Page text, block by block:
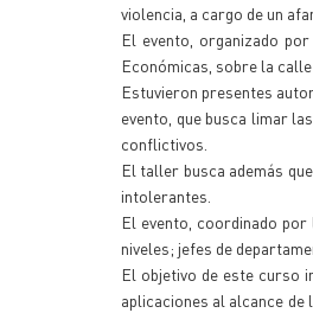
violencia, a cargo de un
El evento, organizado
Económicas, sobre la
Estuvieron presentes
evento, que busca limar
conflictivos.
El taller busca además
intolerantes.
El evento, coordinado
niveles; jefes de
El objetivo de este curso
aplicaciones al alcance